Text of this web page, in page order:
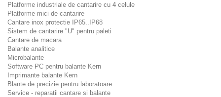
Platforme industriale de cantarire cu 4 celule
Platforme mici de cantarire
Cantare inox protectie IP65..IP68
Sistem de cantarire "U" pentru paleti
Cantare de macara
Balante analitice
Microbalante
Software PC pentru balante Kern
Imprimante balante Kern
Blante de precizie pentru laboratoare
Service - reparatii cantare si balante